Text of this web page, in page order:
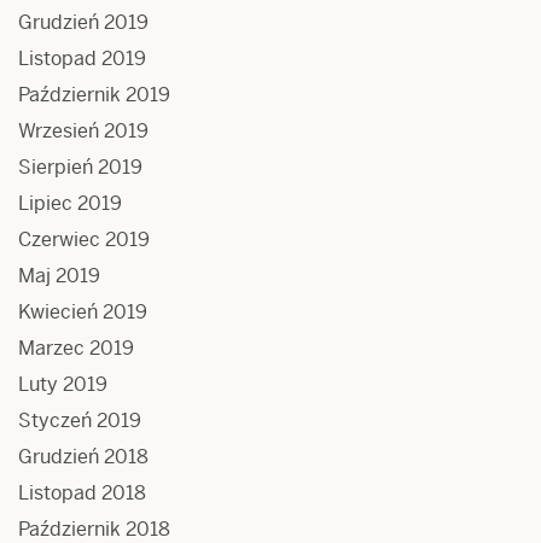
Grudzień 2019
Listopad 2019
Październik 2019
Wrzesień 2019
Sierpień 2019
Lipiec 2019
Czerwiec 2019
Maj 2019
Kwiecień 2019
Marzec 2019
Luty 2019
Styczeń 2019
Grudzień 2018
Listopad 2018
Październik 2018